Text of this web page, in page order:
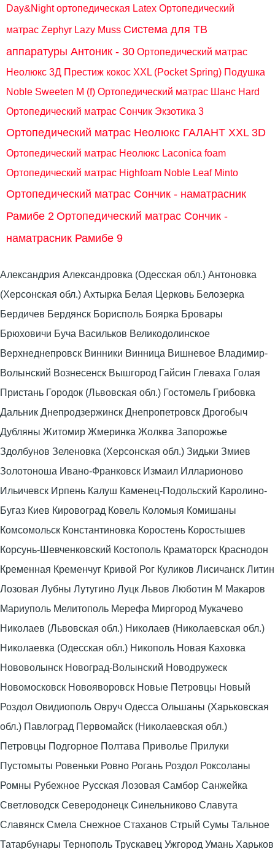
Day&Night ортопедическая Latex Ортопедический
матрас Zephyr Lazy Muss Система для ТВ
аппаратуры Антоник - 30 Ортопедический матрас
Неолюкс 3Д Престиж кокос XXL (Pocket Spring) Подушка
Noble Sweeten M (f) Ортопедический матрас Шанс Hard
Ортопедический матрас Сончик Экзотика 3
Ортопедический матрас Неолюкс ГАЛАНТ XXL 3D
Ортопедический матрас Неолюкс Laconica foam
Ортопедический матрас Highfoam Noble Leaf Minto
Ортопедический матрас Сончик - наматрасник
Рамибе 2 Ортопедический матрас Сончик -
наматрасник Рамибе 9
Александрия Александровка (Одесская обл.) Антоновка
(Херсонская обл.) Ахтырка Белая Церковь Белозерка
Бердичев Бердянск Борисполь Боярка Бровары
Брюховичи Буча Васильков Великодолинское
Верхнеднепровск Винники Винница Вишневое Владимир-
Волынский Вознесенск Вышгород Гайсин Глеваха Голая
Пристань Городок (Львовская обл.) Гостомель Грибовка
Дальник Днепродзержинск Днепропетровск Дрогобыч
Дубляны Житомир Жмеринка Жолква Запорожье
Здолбунов Зеленовка (Херсонская обл.) Зидьки Змиев
Золотоноша Ивано-Франковск Измаил Илларионово
Ильичевск Ирпень Калуш Каменец-Подольский Каролино-
Бугаз Киев Кировоград Ковель Коломыя Комишаны
Комсомольск Константиновка Коростень Коростышев
Корсунь-Шевченковский Костополь Краматорск Краснодон
Кременная Кременчуг Кривой Рог Куликов Лисичанск Литин
Лозовая Лубны Лутугино Луцк Львов Люботин М Макаров
Мариуполь Мелитополь Мерефа Миргород Мукачево
Николаев (Львовская обл.) Николаев (Николаевская обл.)
Николаевка (Одесская обл.) Никополь Новая Каховка
Нововолынск Новоград-Волынский Новодружеск
Новомосковск Новояворовск Новые Петровцы Новый
Роздол Овидиополь Овруч Одесса Ольшаны (Харьковская
обл.) Павлоград Первомайск (Николаевская обл.)
Петровцы Подгорное Полтава Приволье Прилуки
Пустомыты Ровеньки Ровно Рогань Роздол Роксоланы
Ромны Рубежное Русская Лозовая Самбор Санжейка
Светловодск Северодонецк Синельниково Славута
Славянск Смела Снежное Стаханов Стрый Сумы Тальное
Татарбунары Тернополь Трускавец Ужгород Умань Харьков